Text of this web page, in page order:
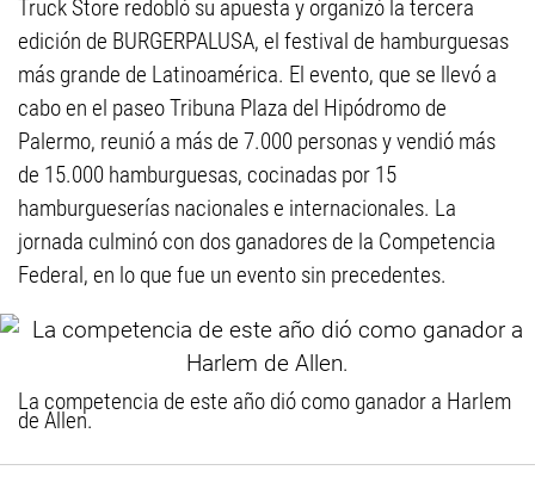
Truck Store redobló su apuesta y organizó la tercera
edición de BURGERPALUSA, el festival de hamburguesas
más grande de Latinoamérica. El evento, que se llevó a
cabo en el paseo Tribuna Plaza del Hipódromo de
Palermo, reunió a más de 7.000 personas y vendió más
de 15.000 hamburguesas, cocinadas por 15
hamburgueserías nacionales e internacionales. La
jornada culminó con dos ganadores de la Competencia
Federal, en lo que fue un evento sin precedentes.
La competencia de este año dió como ganador a Harlem
de Allen.